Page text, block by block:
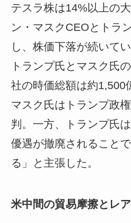
テスラ株は14%以上の
ン・マスクCEOとトラ
し、株価下落が続いてい
トランプ氏とマスク氏
社の時価総額は約1,500
マスク氏はトランプ政
判。一方、トランプ氏
優遇が撤廃されること
る」と主張した。
米中間の貿易摩擦とレ